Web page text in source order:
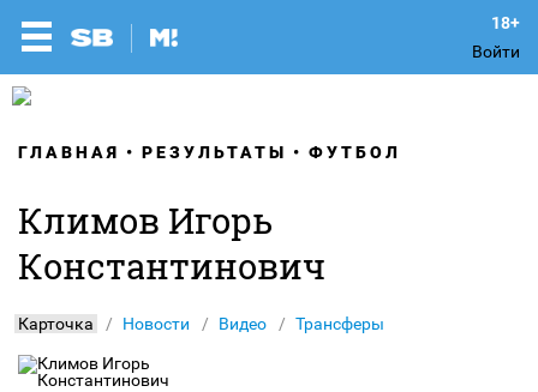
Войти
ГЛАВНАЯ РЕЗУЛЬТАТЫ ФУТБОЛ
Климов Игорь
Константинович
Карточка Новости Видео Трансферы